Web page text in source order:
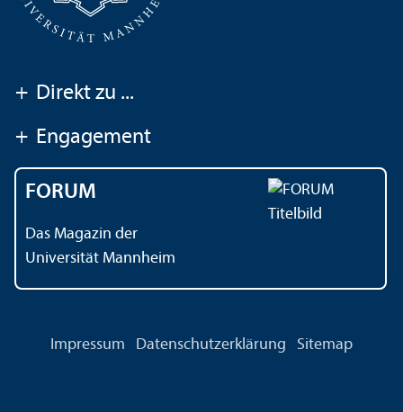
+ Direkt zu ...
+ Engagement
FORUM
Das Magazin der
Universität Mannheim
Impressum Datenschutz­erklärung Sitemap